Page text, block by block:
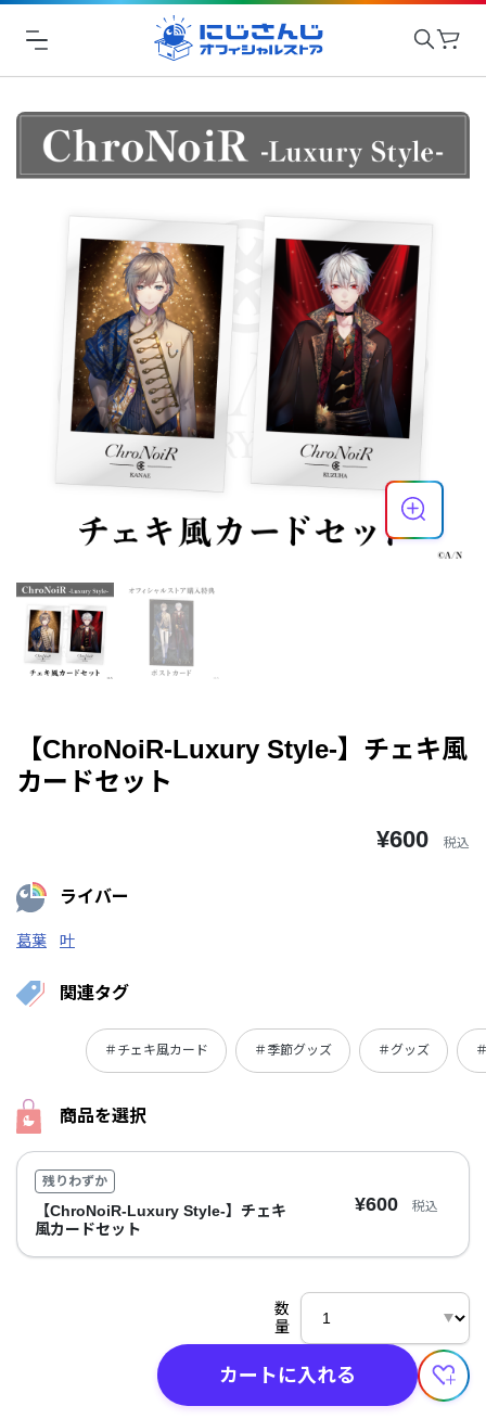
【ChroNoiR-Luxury Style-】チェキ風
カードセット
¥600 税込
ライバー
葛葉 叶
関連タグ
＃チェキ風カード ＃季節グッズ ＃グッズ
商品を選択
残りわずか
【ChroNoiR-Luxury Style-】チェキ
風カードセット
¥600 税込
数
量
カートに入れる